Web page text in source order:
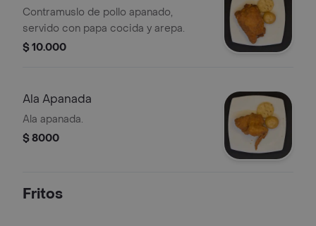
Contramuslo de pollo apanado,
servido con papa cocida y arepa.
$ 10.000
Ala Apanada
Ala apanada.
$ 8000
Fritos